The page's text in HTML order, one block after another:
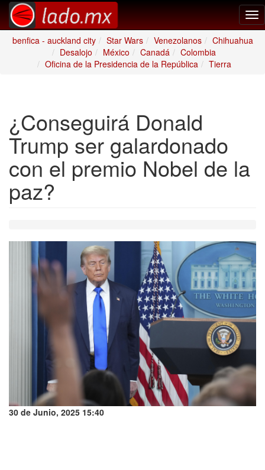
benfica - auckland city
Star Wars Venezolanos
Chihuahua
Desalojo
México Canadá
Colombia
Oficina de la Presidencia de la República
Tierra
¿Conseguirá Donald
Trump ser galardonado
con el premio Nobel de la
paz?
30 de Junio, 2025 15:40